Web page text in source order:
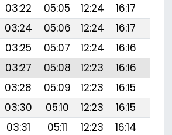
03:22 05:05 12:24 16:17
03:24 05:06 12:24 16:17
03:25 05:07 12:24 16:16
03:27 05:08 12:23 16:16
03:28 05:09 12:23 16:15
03:30 05:10 12:23 16:15
03:31 05:11 12:23 16:14